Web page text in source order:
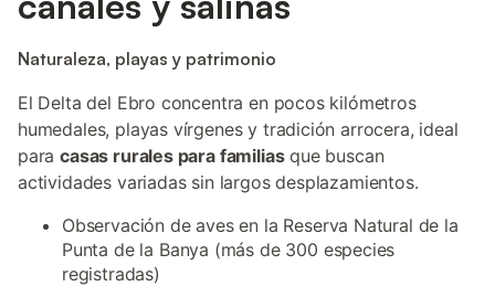
Naturaleza, playas y patrimonio
El Delta del Ebro concentra en pocos kilómetros
humedales, playas vírgenes y tradición arrocera, ideal
paracasas rurales para familiasque buscan
actividades variadas sin largos desplazamientos.
Observación de aves en la Reserva Natural de la
Punta de la Banya (más de 300 especies
registradas)